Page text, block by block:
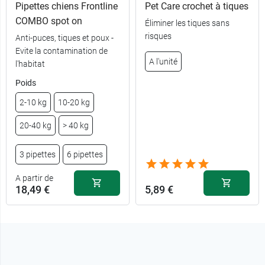
2-5 kg 15,49 €
5-10 kg 15,79 €
20-40 kg 21,89 €
40-60 kg 25,49 €
Pipettes chiens Frontline
COMBO spot on
Anti-puces, tiques et poux -
Evite la contamination de
l'habitat
Poids
2-10 kg 10-20 kg
20-40 kg > 40 kg
3 pipettes 6 pipettes
A partir de
18,49 €
Pet Care crochet à tiques
Éliminer les tiques sans
risques
A l'unité
5,89 €